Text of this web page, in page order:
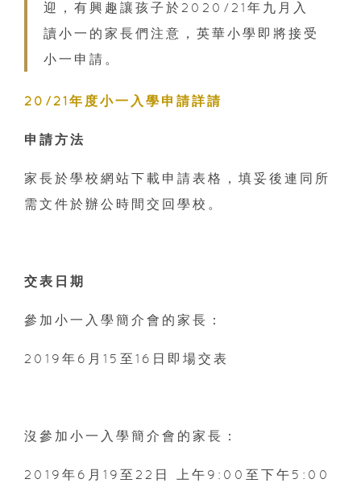
迎，有興趣讓孩子於2020/21年九月入
讀小一的家長們注意，英華小學即將接受
小一申請。
20/21年度小一入學申請詳請
申請方法
家長於學校網站下載申請表格，填妥後連同所
需文件於辦公時間交回學校。
交表日期
參加小一入學簡介會的家長：
2019年6月15至16日即場交表
沒參加小一入學簡介會的家長：
2019年6月19至22日 上午9:00至下午5:00